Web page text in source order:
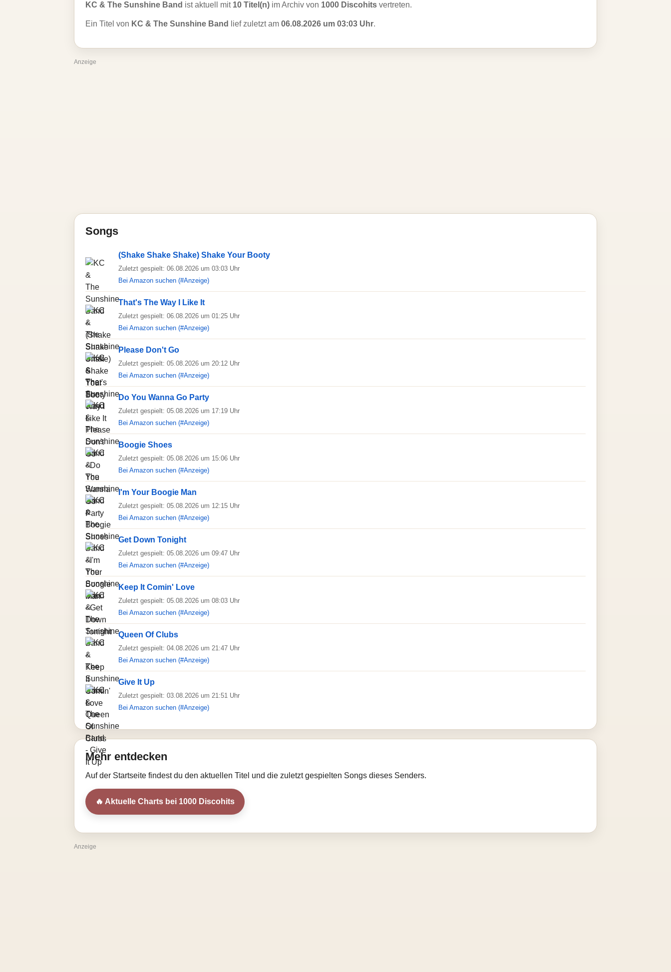
KC & The Sunshine Band ist aktuell mit 10 Titel(n) im Archiv von 1000 Discohits vertreten.
Ein Titel von KC & The Sunshine Band lief zuletzt am 06.08.2026 um 03:03 Uhr.
Anzeige
Songs
(Shake Shake Shake) Shake Your Booty
Zuletzt gespielt: 06.08.2026 um 03:03 Uhr
Bei Amazon suchen (#Anzeige)
That's The Way I Like It
Zuletzt gespielt: 06.08.2026 um 01:25 Uhr
Bei Amazon suchen (#Anzeige)
Please Don't Go
Zuletzt gespielt: 05.08.2026 um 20:12 Uhr
Bei Amazon suchen (#Anzeige)
Do You Wanna Go Party
Zuletzt gespielt: 05.08.2026 um 17:19 Uhr
Bei Amazon suchen (#Anzeige)
Boogie Shoes
Zuletzt gespielt: 05.08.2026 um 15:06 Uhr
Bei Amazon suchen (#Anzeige)
I'm Your Boogie Man
Zuletzt gespielt: 05.08.2026 um 12:15 Uhr
Bei Amazon suchen (#Anzeige)
Get Down Tonight
Zuletzt gespielt: 05.08.2026 um 09:47 Uhr
Bei Amazon suchen (#Anzeige)
Keep It Comin' Love
Zuletzt gespielt: 05.08.2026 um 08:03 Uhr
Bei Amazon suchen (#Anzeige)
Queen Of Clubs
Zuletzt gespielt: 04.08.2026 um 21:47 Uhr
Bei Amazon suchen (#Anzeige)
Give It Up
Zuletzt gespielt: 03.08.2026 um 21:51 Uhr
Bei Amazon suchen (#Anzeige)
Mehr entdecken
Auf der Startseite findest du den aktuellen Titel und die zuletzt gespielten Songs dieses Senders.
🔥 Aktuelle Charts bei 1000 Discohits
Anzeige